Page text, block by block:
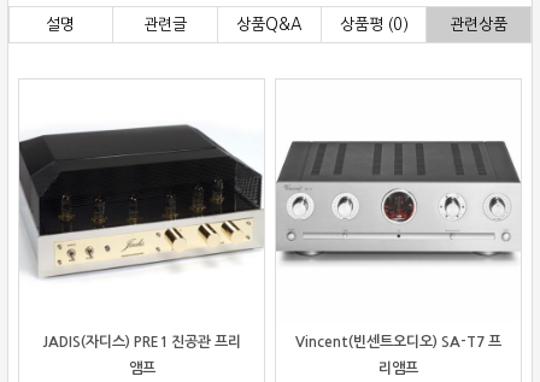
설명 관련글 상품Q&A 상품평 (0) 관련상품
JADIS(자디스) PRE1 진공관 프리
앰프
Vincent(빈센트오디오) SA-T7 프
리앰프